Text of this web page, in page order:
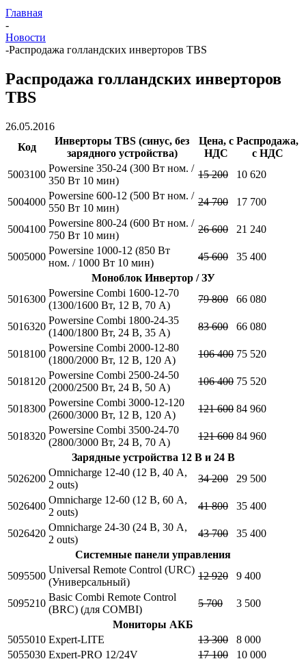
Главная
-
Новости
-Распродажа голландских инверторов TBS
Распродажа голландских инверторов
TBS
26.05.2016
Код
Инверторы TBS (синус, без
зарядного устройства)
Цена, с
НДС
Распродажа,
с НДС
5003100
Powersine 350-24 (300 Вт ном. /
350 Вт 10 мин)
15 200 10 620
5004000
Powersine 600-12 (500 Вт ном. /
550 Вт 10 мин)
24 700 17 700
5004100
Powersine 800-24 (600 Вт ном. /
750 Вт 10 мин)
26 600 21 240
5005000
Powersine 1000-12 (850 Вт
ном. / 1000 Вт 10 мин)
45 600
35 400
Моноблок Инвертор / ЗУ
5016300
Powersine Combi 1600-12-70
(1300/1600 Вт, 12 В, 70 А)
79 800 66 080
5016320
Powersine Combi 1800-24-35
(1400/1800 Вт, 24 В, 35 А)
83 600 66 080
5018100
Powersine Combi 2000-12-80
(1800/2000 Вт, 12 В, 120 А)
106 400 75 520
5018120
Powersine Combi 2500-24-50
(2000/2500 Вт, 24 В, 50 А)
106 400 75 520
5018300
Powersine Combi 3000-12-120
(2600/3000 Вт, 12 В, 120 А)
121 600 84 960
5018320
Powersine Combi 3500-24-70
(2800/3000 Вт, 24 В, 70 А)
121 600 84 960
Зарядные устройства 12 В и 24 В
5026200
Omnicharge 12-40 (12 В, 40 А,
2 outs)
34 200 29 500
5026400
Omnicharge 12-60 (12 В, 60 А,
2 outs)
41 800 35 400
5026420
Omnicharge 24-30 (24 В, 30 А,
2 outs)
43 700
35 400
Системные панели управления
5095500
Universal Remote Control (URC)
(Универсальный)
12 920 9 400
5095210
Basic Combi Remote Control
(BRC) (для COMBI)
5 700
3 500
Мониторы АКБ
5055010 Expert-LITE 13 300
8 000
5055030 Expert-PRO 12/24V 17 100
10 000